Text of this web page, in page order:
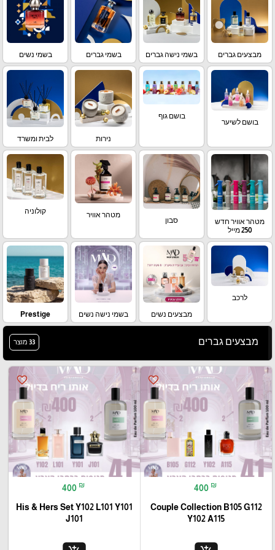
מבצעים גברים בשמי נישה גברים בשמי גברים בשמי נשים
בושם לשיער
בושם גוף
נירות לבית ומשרד
מטהר אוויר חדש
250 מייל
סבון
מטהר אוויר קולוניה
לרכב
מבצעים נשים
בשמי נישה נשים Prestige
מבצעים גברים 33 מוצר
favorite_border
400 ₪
Couple Collection B105 G112
Y102 A115
favorite_border
400 ₪
His & Hers Set Y102 L101 Y101
J101